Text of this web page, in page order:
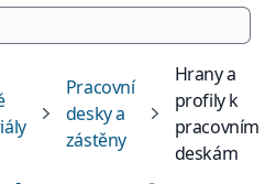
Pracovní
desky a
zástěny
Hrany a
profily k
pracovním
deskám